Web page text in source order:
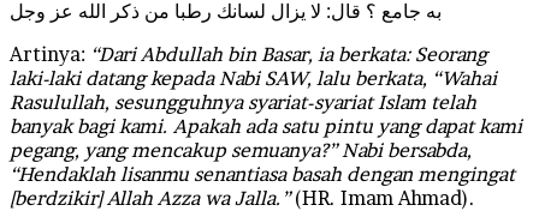
به جامع ؟ قال: لا يزال لسانك رطبا من ذكر الله عز وجل
Artinya: “Dari Abdullah bin Basar, ia berkata: Seorang
laki-laki datang kepada Nabi SAW, lalu berkata, “Wahai
Rasulullah, sesungguhnya syariat-syariat Islam telah
banyak bagi kami. Apakah ada satu pintu yang dapat kami
pegang, yang mencakup semuanya?” Nabi bersabda,
“Hendaklah lisanmu senantiasa basah dengan mengingat
[berdzikir] Allah Azza wa Jalla.”(HR. Imam Ahmad).